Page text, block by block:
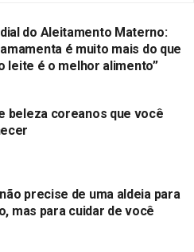
do Aleitamento Materno:
é muito mais do que
leite é o melhor alimento”
beleza coreanos que você
precise de uma aldeia para
mas para cuidar de você